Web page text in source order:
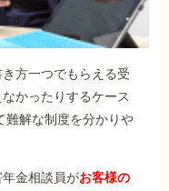
方一つでもらえる受
かったりするケース
難解な制度を分かりや
金相談員がお客様の